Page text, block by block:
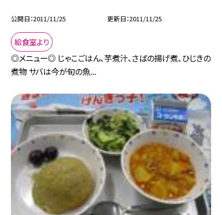
公開日 2011/11/25 更新日 2011/11/25
給食室より
◎メニュー◎ じゃこごはん、芋煮汁、さばの揚げ煮、ひじきの
煮物 サバは今が旬の魚...